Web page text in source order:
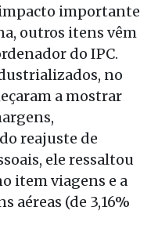
importante
outros itens vêm
do IPC.
no
a mostrar
reajuste de
ele ressaltou
item viagens e a
aéreas (de 3,16%